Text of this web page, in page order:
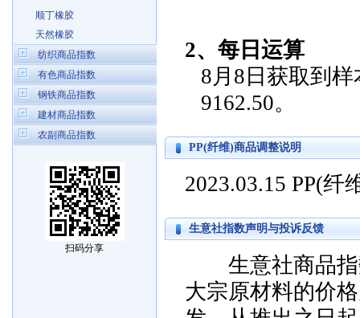
顺丁橡胶
天然橡胶
纺织商品指数
有色商品指数
钢铁商品指数
建材商品指数
农副商品指数
扫码分享
2、每日运算
8月8日获取到
9162.50。
PP(纤维)商品调整说明
2023.03.15 PP(
生意社指数声明与投诉反馈
生意社商品指
大宗原材料的价